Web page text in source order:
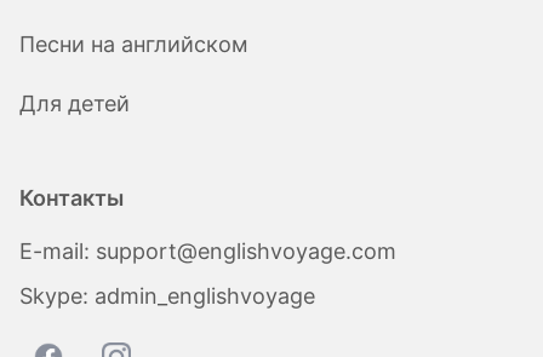
Песни на английском
Для детей
Контакты
E-mail: support@englishvoyage.com
Skype: admin_englishvoyage